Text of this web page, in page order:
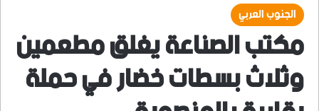
الجنوب العربي
مكتب الصناعة يغلق مطعمين
وثلاث بسطات خضار في حملة